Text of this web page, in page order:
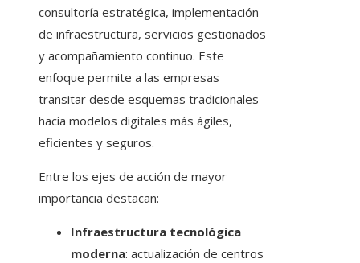
consultoría estratégica, implementación
de infraestructura, servicios gestionados
y acompañamiento continuo. Este
enfoque permite a las empresas
transitar desde esquemas tradicionales
hacia modelos digitales más ágiles,
eficientes y seguros.
Entre los ejes de acción de mayor
importancia destacan:
Infraestructura tecnológica
moderna: actualización de centros